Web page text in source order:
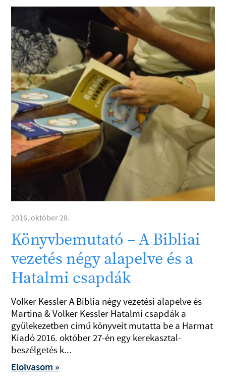
2016. október 28.
Könyvbemutató – A Bibliai
vezetés négy alapelve és a
Hatalmi csapdák
Volker Kessler A Biblia négy vezetési alapelve és
Martina & Volker Kessler Hatalmi csapdák a
gyülekezetben című könyveit mutatta be a Harmat
Kiadó 2016. október 27-én egy kerekasztal-
beszélgetés k...
Elolvasom »